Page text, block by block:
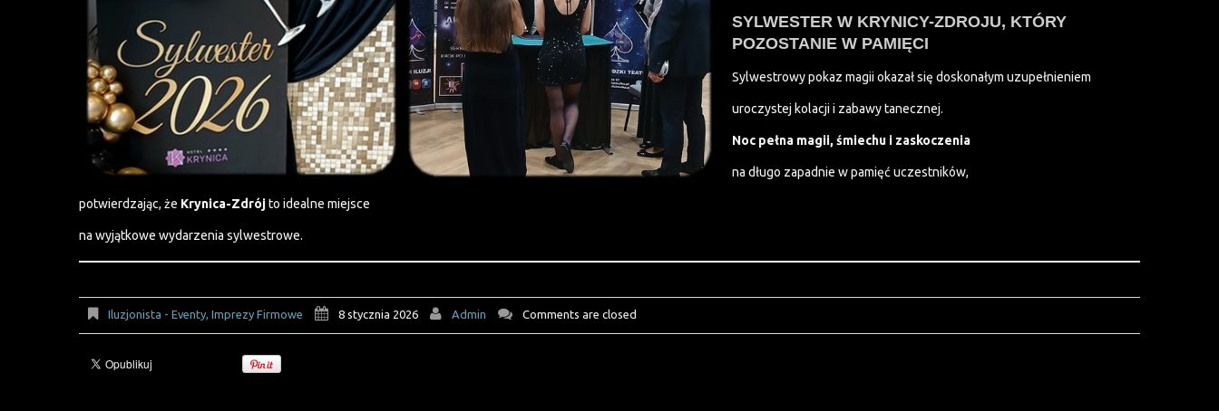
SYLWESTER W KRYNICY-ZDROJU, KTÓRY
POZOSTANIE W PAMIĘCI
Sylwestrowy pokaz magii okazał się doskonałym uzupełnieniem
uroczystej kolacji i zabawy tanecznej.
Noc pełna magii, śmiechu i zaskoczenia
na długo zapadnie w pamięć uczestników,
potwierdzając, że Krynica-Zdrójto idealne miejsce
na wyjątkowe wydarzenia sylwestrowe.
Iluzjonista - Eventy, Imprezy Firmowe 8 stycznia 2026 Admin Comments are closed